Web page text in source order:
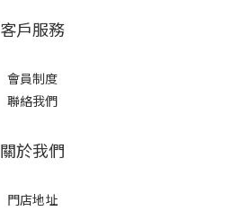
客戶服務
會員制度
聯絡我們
關於我們
門店地址